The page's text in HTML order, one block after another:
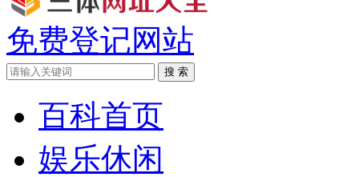
免费登记网站
搜 索
百科首页
娱乐休闲